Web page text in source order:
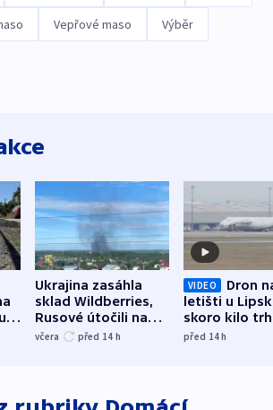
Vepřové maso Výběr
Ukrajina zasáhla
sklad Wildberries,
Rusové útočili na
trh, hasiče či
včera před 14 h
VIDEO
Dron
letišti u
skoro kilo
indicie
před 14h